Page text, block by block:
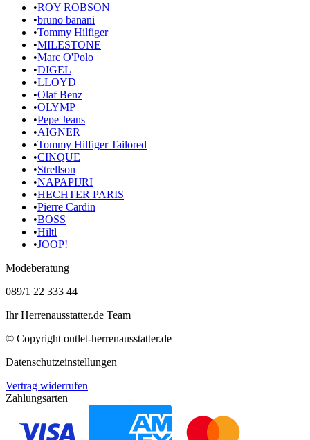
•ROY ROBSON
•bruno banani
•Tommy Hilfiger
•MILESTONE
•Marc O'Polo
•DIGEL
•LLOYD
•Olaf Benz
•OLYMP
•Pepe Jeans
•AIGNER
•Tommy Hilfiger Tailored
•CINQUE
•Strellson
•NAPAPIJRI
•HECHTER PARIS
•Pierre Cardin
•BOSS
•Hiltl
•JOOP!
Modeberatung
089/1 22 333 44
Ihr Herrenausstatter.de Team
© Copyright outlet-herrenausstatter.de
Datenschutzeinstellungen
Vertrag widerrufen
Zahlungsarten